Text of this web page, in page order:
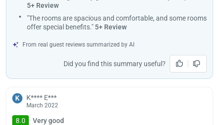
International Airport and 36.7 km from Tekirdağ Atatürk Çorlu
Airport. Guests leaving the hotel can reach the airport using the paid
transfer services provided by the property.
Check-in at Golden Palace is at 15:00 or later. Check-out must be
completed by 12:00 at the latest. Also, the hotel does not allow pets.
5+ Review
"The rooms are spacious and comfortable, and some rooms
offer special benefits." 5+ Review
From real guest reviews summarized by AI
Did you find this summary useful?
K K**** E***
March 2022
8.0
Very good